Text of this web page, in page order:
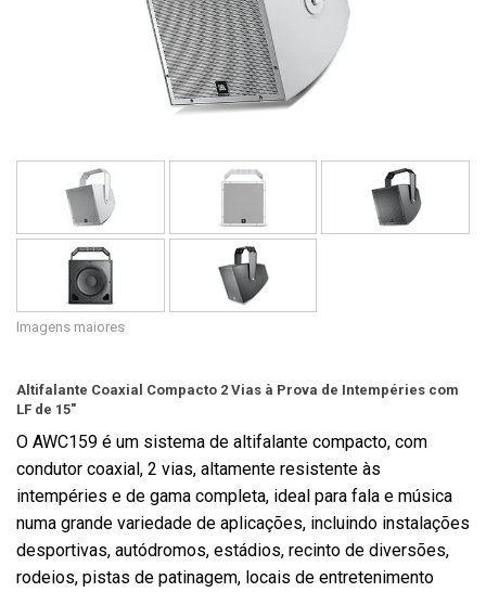
Imagens maiores
Altifalante Coaxial Compacto 2 Vias à Prova de Intempéries com
LF de 15"
O AWC159 é um sistema de altifalante compacto, com
condutor coaxial, 2 vias, altamente resistente às
intempéries e de gama completa, ideal para fala e música
numa grande variedade de aplicações, incluindo instalações
desportivas, autódromos, estádios, recinto de diversões,
rodeios, pistas de patinagem, locais de entretenimento